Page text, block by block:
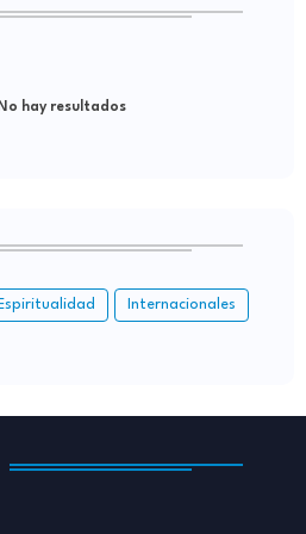
hay resultados
Espiritualidad Internacionales